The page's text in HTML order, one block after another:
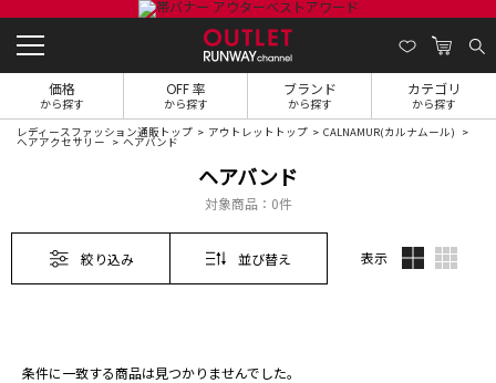
価格
から探す
OFF 率
から探す
ブランド
から探す
カテゴリ
から探す
レディースファッション通販トップ アウトレットトップ CALNAMUR(カルナムール)
ヘアアクセサリー ヘアバンド
ヘアバンド
対象商品： 0件
絞り込み 並び替え 表示
条件に一致する商品は見つかりませんでした。